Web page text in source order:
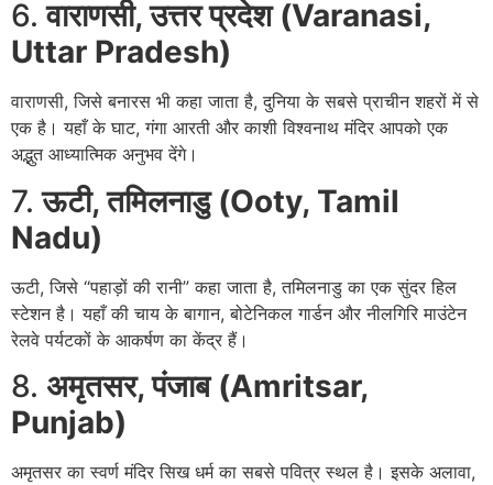
6.वाराणसी, उत्तर प्रदेश (Varanasi,
Uttar Pradesh)
वाराणसी, जिसे बनारस भी कहा जाता है, दुनिया के सबसे प्राचीन शहरों में से
एक है। यहाँ के घाट, गंगा आरती और काशी विश्वनाथ मंदिर आपको एक
अद्भुत आध्यात्मिक अनुभव देंगे।
7.ऊटी, तमिलनाडु (Ooty, Tamil
Nadu)
ऊटी, जिसे “पहाड़ों की रानी” कहा जाता है, तमिलनाडु का एक सुंदर हिल
स्टेशन है। यहाँ की चाय के बागान, बोटेनिकल गार्डन और नीलगिरि माउंटेन
रेलवे पर्यटकों के आकर्षण का केंद्र हैं।
8. अमृतसर, पंजाब (Amritsar,
Punjab)
अमृतसर का स्वर्ण मंदिर सिख धर्म का सबसे पवित्र स्थल है। इसके अलावा,